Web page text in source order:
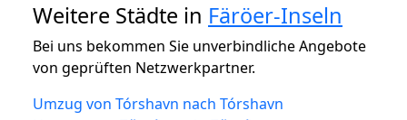
Weitere Städte in Färöer-Inseln
Bei uns bekommen Sie unverbindliche Angebote
von geprüften Netzwerkpartner.
Umzug von Tórshavn nach Tórshavn